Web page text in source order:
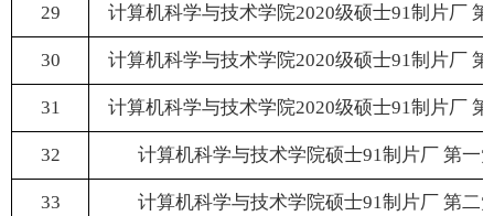
29 计算机科学与技术学院2020级硕士91制片厂
30 计算机科学与技术学院2020级硕士91制片厂
31 计算机科学与技术学院2020级硕士91制片厂
32 计算机科学与技术学院硕士91制片厂 第一
33 计算机科学与技术学院硕士91制片厂 第二